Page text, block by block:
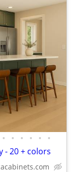
• • • • • •
- 20 + colors